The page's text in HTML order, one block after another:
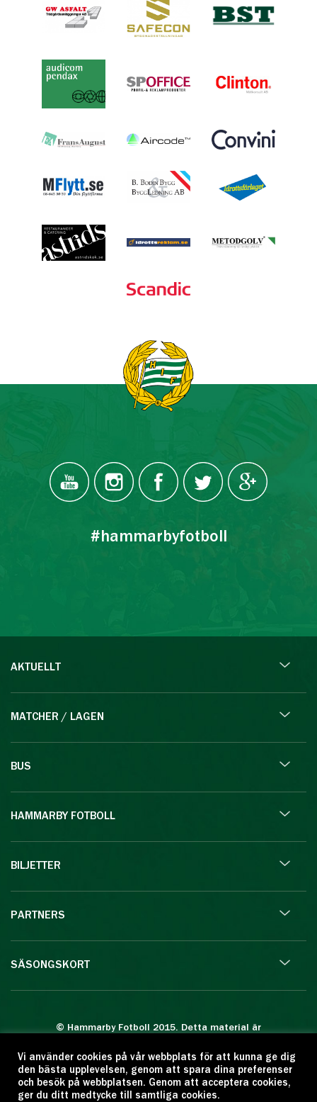
#hammarbyfotboll
AKTUELLT
MATCHER / LAGEN
BUS
HAMMARBY FOTBOLL
BILJETTER
PARTNERS
SÄSONGSKORT
© Hammarby Fotboll 2015. Detta material är
Eftertryck eller annan kopiering är förbjuden.
Citera oss gärna men ange källan:
www.hammarbyfotboll.se. Ansvarig utgivare:
Vi använder cookies på vår webbplats för att kunna ge dig
den bästa upplevelsen, genom att spara dina preferenser
och besök på webbplatsen. Genom att acceptera cookies,
ger du ditt medtycke till samtliga cookies.